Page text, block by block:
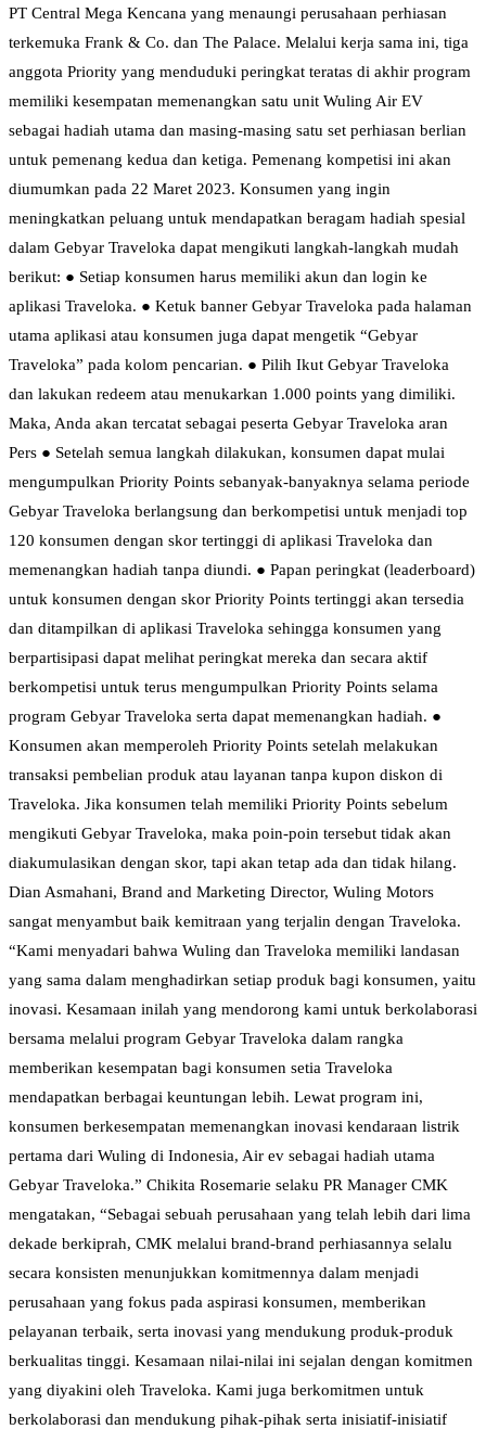
PT Central Mega Kencana yang menaungi perusahaan perhiasan
terkemuka Frank & Co. dan The Palace. Melalui kerja sama ini, tiga
anggota Priority yang menduduki peringkat teratas di akhir program
memiliki kesempatan memenangkan satu unit Wuling Air EV
sebagai hadiah utama dan masing-masing satu set perhiasan berlian
untuk pemenang kedua dan ketiga. Pemenang kompetisi ini akan
diumumkan pada 22 Maret 2023. Konsumen yang ingin
meningkatkan peluang untuk mendapatkan beragam hadiah spesial
dalam Gebyar Traveloka dapat mengikuti langkah-langkah mudah
berikut: ● Setiap konsumen harus memiliki akun dan login ke
aplikasi Traveloka. ● Ketuk banner Gebyar Traveloka pada halaman
utama aplikasi atau konsumen juga dapat mengetik “Gebyar
Traveloka” pada kolom pencarian. ● Pilih Ikut Gebyar Traveloka
dan lakukan redeem atau menukarkan 1.000 points yang dimiliki.
Maka, Anda akan tercatat sebagai peserta Gebyar Traveloka aran
Pers ● Setelah semua langkah dilakukan, konsumen dapat mulai
mengumpulkan Priority Points sebanyak-banyaknya selama periode
Gebyar Traveloka berlangsung dan berkompetisi untuk menjadi top
120 konsumen dengan skor tertinggi di aplikasi Traveloka dan
memenangkan hadiah tanpa diundi. ● Papan peringkat (leaderboard)
untuk konsumen dengan skor Priority Points tertinggi akan tersedia
dan ditampilkan di aplikasi Traveloka sehingga konsumen yang
berpartisipasi dapat melihat peringkat mereka dan secara aktif
berkompetisi untuk terus mengumpulkan Priority Points selama
program Gebyar Traveloka serta dapat memenangkan hadiah. ●
Konsumen akan memperoleh Priority Points setelah melakukan
transaksi pembelian produk atau layanan tanpa kupon diskon di
Traveloka. Jika konsumen telah memiliki Priority Points sebelum
mengikuti Gebyar Traveloka, maka poin-poin tersebut tidak akan
diakumulasikan dengan skor, tapi akan tetap ada dan tidak hilang.
Dian Asmahani, Brand and Marketing Director, Wuling Motors
sangat menyambut baik kemitraan yang terjalin dengan Traveloka.
“Kami menyadari bahwa Wuling dan Traveloka memiliki landasan
yang sama dalam menghadirkan setiap produk bagi konsumen, yaitu
inovasi. Kesamaan inilah yang mendorong kami untuk berkolaborasi
bersama melalui program Gebyar Traveloka dalam rangka
memberikan kesempatan bagi konsumen setia Traveloka
mendapatkan berbagai keuntungan lebih. Lewat program ini,
konsumen berkesempatan memenangkan inovasi kendaraan listrik
pertama dari Wuling di Indonesia, Air ev sebagai hadiah utama
Gebyar Traveloka.” Chikita Rosemarie selaku PR Manager CMK
mengatakan, “Sebagai sebuah perusahaan yang telah lebih dari lima
dekade berkiprah, CMK melalui brand-brand perhiasannya selalu
secara konsisten menunjukkan komitmennya dalam menjadi
perusahaan yang fokus pada aspirasi konsumen, memberikan
pelayanan terbaik, serta inovasi yang mendukung produk-produk
berkualitas tinggi. Kesamaan nilai-nilai ini sejalan dengan komitmen
yang diyakini oleh Traveloka. Kami juga berkomitmen untuk
berkolaborasi dan mendukung pihak-pihak serta inisiatif-inisiatif